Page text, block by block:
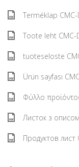
Terméklap CMC-
Toote leht CMC-
tuoteseloste
Ürün sayfası
Φύλλο
Листок з описом
Продуктов лист